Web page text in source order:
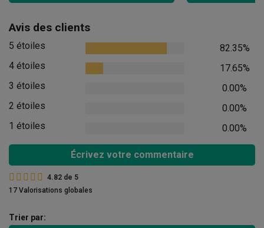
Avis des clients
5 étoiles
82.35%
4 étoiles
17.65%
3 étoiles
0.00%
2 étoiles
0.00%
1 étoiles
0.00%
Écrivez votre commentaire
4.82 de 5
17 Valorisations globales
Trier par: